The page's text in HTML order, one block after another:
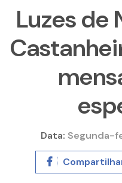
Luzes de
Data: Segunda-